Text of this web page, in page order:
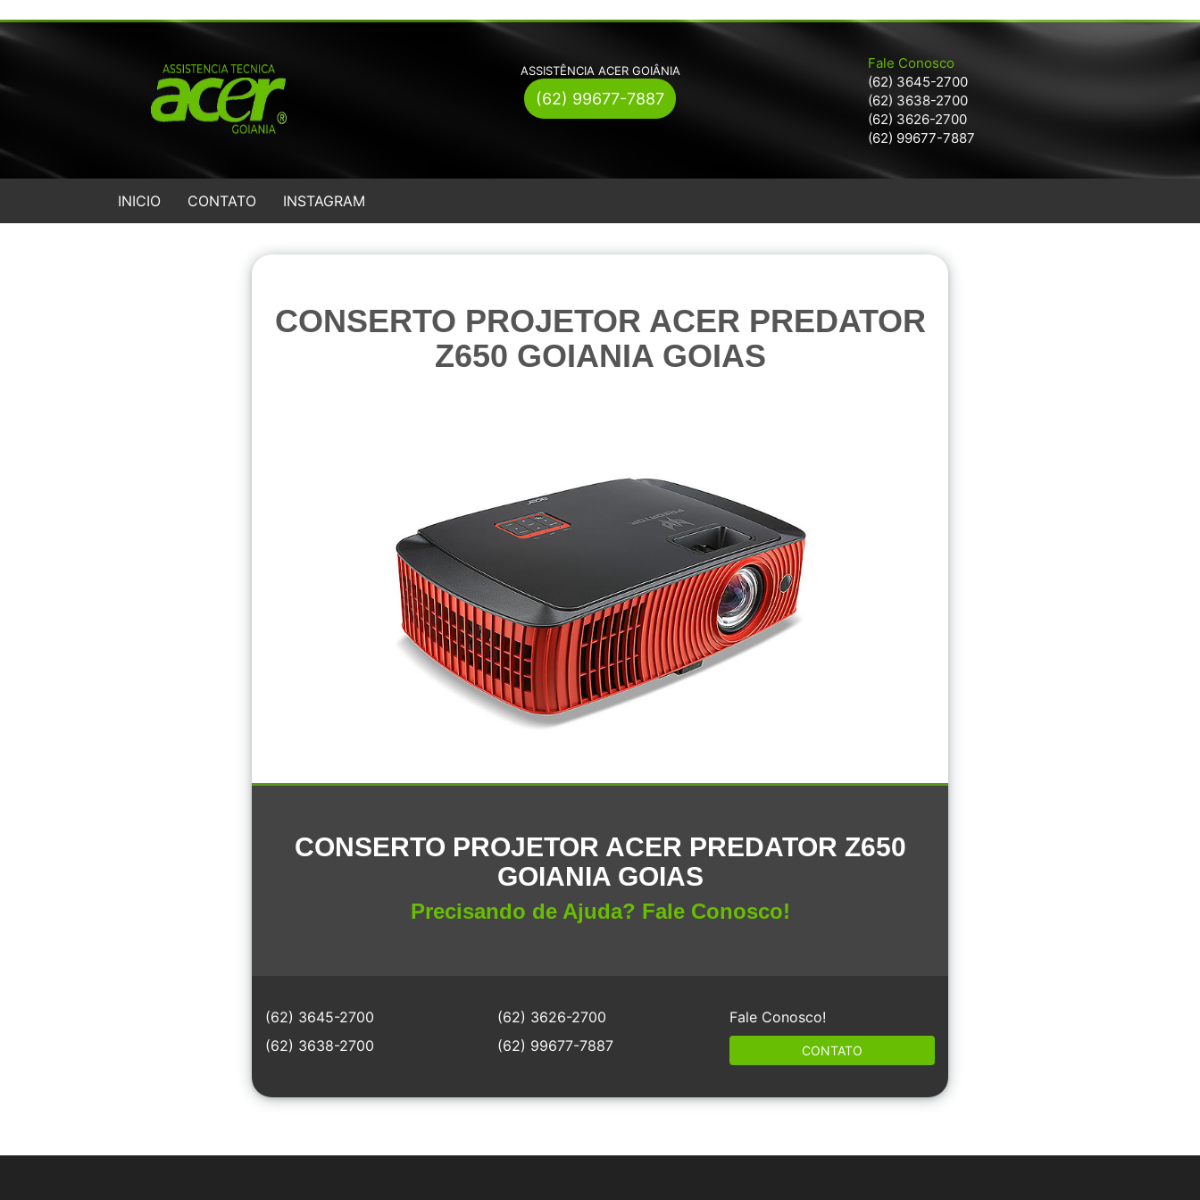
ASSISTÊNCIA ACER GOIÂNIA
(62) 99677-7887
Fale Conosco
(62) 3645-2700
(62) 3638-2700
(62) 3626-2700
(62) 99677-7887
INICIO CONTATO INSTAGRAM
CONSERTO PROJETOR ACER PREDATOR
Z650 GOIANIA GOIAS
CONSERTO PROJETOR ACER PREDATOR Z650
GOIANIA GOIAS
Precisando de Ajuda? Fale Conosco!
(62) 3645-2700
(62) 3638-2700
(62) 3626-2700
(62) 99677-7887
Fale Conosco!
CONTATO